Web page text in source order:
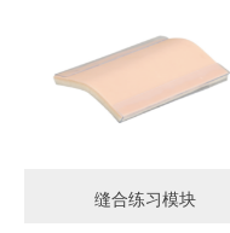
缝合练习模块